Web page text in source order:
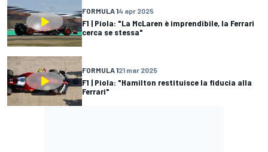
FORMULA 14 apr 2025
F1 | Piola: "La McLaren è imprendibile, la Ferrari
cerca se stessa"
FORMULA 121 mar 2025
F1 | Piola: "Hamilton restituisce la fiducia alla
Ferrari"